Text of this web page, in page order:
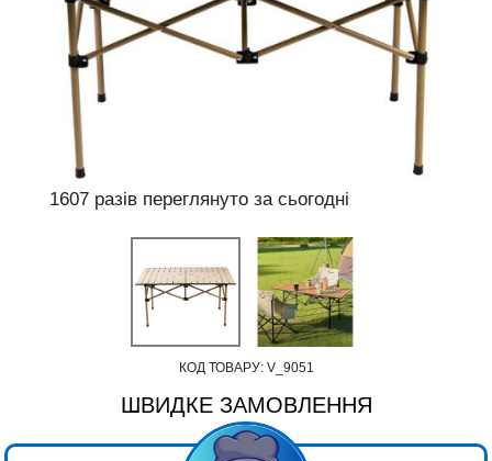
1607 разів переглянуто за сьогодні
КОД ТОВАРУ: V_9051
ШВИДКЕ ЗАМОВЛЕННЯ